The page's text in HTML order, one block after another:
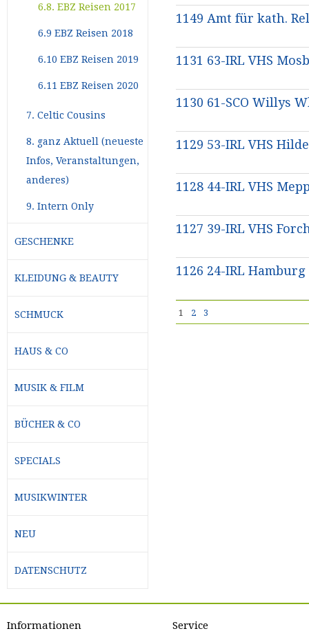
1149 Amt für kath.
1131 63-IRL VHS
1130 61-SCO Willys
1129 53-IRL VHS
1128 44-IRL VHS
1127 39-IRL VHS
1126 24-IRL
1 2 3
6.8. EBZ Reisen 2017
6.9 EBZ Reisen 2018
6.10 EBZ Reisen 2019
6.11 EBZ Reisen 2020
7. Celtic Cousins
8. ganz Aktuell (neueste
Infos, Veranstaltungen,
anderes)
9. Intern Only
GESCHENKE
KLEIDUNG & BEAUTY
SCHMUCK
HAUS & CO
MUSIK & FILM
BÜCHER & CO
SPECIALS
MUSIKWINTER
NEU
DATENSCHUTZ
Informationen Service